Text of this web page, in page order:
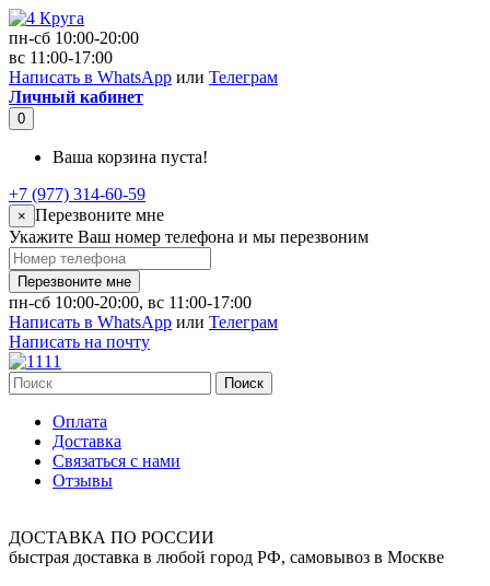
пн-сб 10:00-20:00
вс 11:00-17:00
Написать в WhatsApp или Телеграм
Личный кабинет
0
Ваша корзина пуста!
+7 (977) 314-60-59
× Перезвоните мне
Укажите Ваш номер телефона и мы перезвоним
Перезвоните мне
пн-сб 10:00-20:00, вс 11:00-17:00
Написать в WhatsApp или Телеграм
Написать на почту
Поиск
Оплата
Доставка
Связаться с нами
Отзывы
ДОСТАВКА ПО РОССИИ
быстрая доставка в любой город РФ, самовывоз в Москве